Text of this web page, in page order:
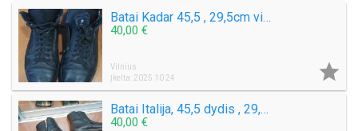
Batai Kadar 45,5 , 29,5cm vidp.
40,00 €
Vilnius
Įkelta: 2025 10 24

Batai Italija, 45,5 dydis , 29,5cm vidp.
40,00 €